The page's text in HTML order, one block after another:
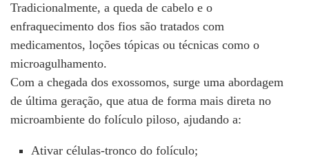
Tradicionalmente, a queda de cabelo e o
enfraquecimento dos fios são tratados com
medicamentos, loções tópicas ou técnicas como o
microagulhamento.
Com a chegada dos exossomos, surge uma abordagem
de última geração, que atua de forma mais direta no
microambiente do folículo piloso, ajudando a:
Ativar células-tronco do folículo;